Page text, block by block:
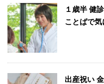
１歳半 健
ことばで
出産祝い